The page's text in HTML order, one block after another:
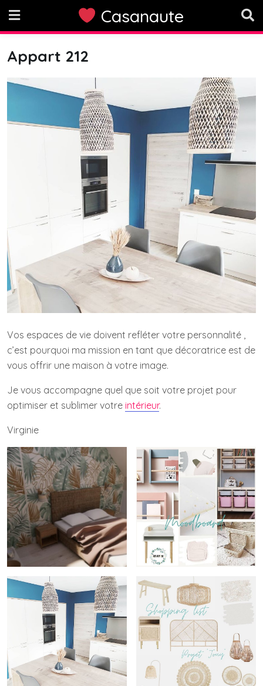
content
Casanaute
Appart 212
Vos espaces de vie doivent refléter votre personnalité ,
c’est pourquoi ma mission en tant que décoratrice est de
vous offrir une maison à votre image.
Je vous accompagne quel que soit votre projet pour
optimiser et sublimer votre intérieur.
Virginie